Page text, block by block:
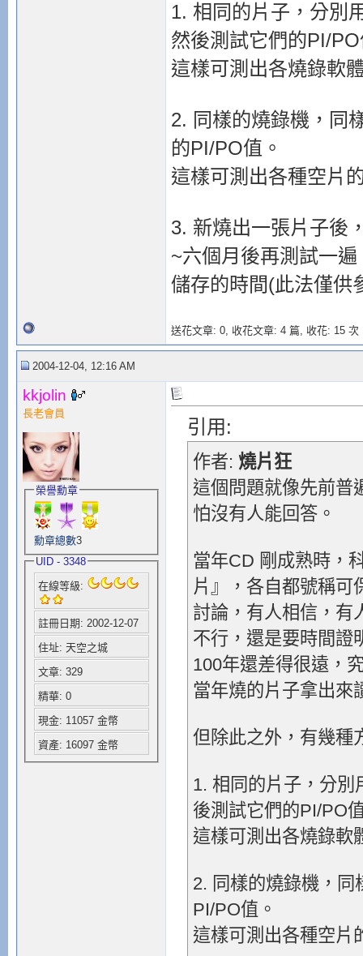
1. 相同的片子，分別
然後測試它們的PI/
這樣可測出各燒錄軟
2. 同樣的燒錄機，同
的PI/PO值。
這樣可測出各種空片
3. 新燒出一張片子後
~六個月後再測試一
儲存的時間(此法僅供
送花文章: 0, 收花文章: 4 篇, 收花: 15 次
2004-12-04, 12:16 AM
kkjolin
長老會員
榮譽勳章
勳章總數3
UID - 3348
在線等級:
註冊日期: 2002-12-07
住址: 天空之城
文章: 329
精華: 0
現金: 11057 金幣
資產: 16097 金幣
引用:
作者: 燒片狂
這個問題就像先前普
怕沒有人能回答。
當年CD 剛成熟時，
片』，各自都號稱可
討論，有人相信，有
不行，還是要時間證
100年還差得很遠，
當年燒的片子拿出來
但除此之外，有幾種
1. 相同的片子，分
後測試它們的PI/PO
這樣可測出各燒錄軟
2. 同樣的燒錄機，
PI/PO值。
這樣可測出各種空片